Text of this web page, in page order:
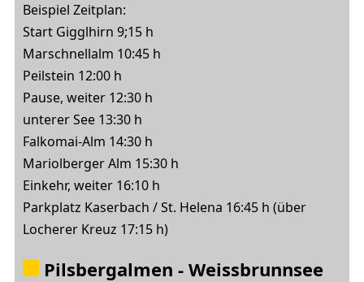
Beispiel Zeitplan:
Start Gigglhirn 9;15 h
Marschnellalm 10:45 h
Peilstein 12:00 h
Pause, weiter 12:30 h
unterer See 13:30 h
Falkomai-Alm 14:30 h
Mariolberger Alm 15:30 h
Einkehr, weiter 16:10 h
Parkplatz Kaserbach / St. Helena 16:45 h (über
Locherer Kreuz 17:15 h)
Pilsbergalmen - Weissbrunnsee